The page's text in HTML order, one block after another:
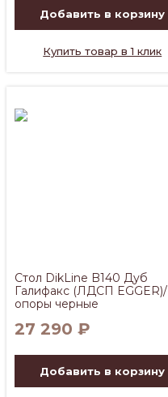
Добавить в корзину
Купить товар в 1 клик
Стол DikLine B140 Дуб
Галифакс (ЛДСП EGGER)/
опоры черные
27 290 ₽
Добавить в корзину